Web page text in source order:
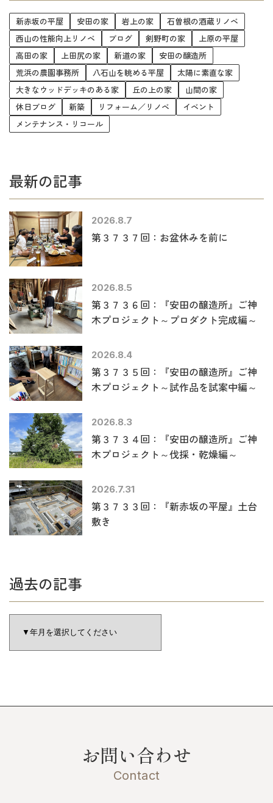
新赤坂の平屋 安田の家 岩上の家
石曽根の酒蔵リノベ
西山の性能向上リノベ
ブログ 剣野町の家
上原の平屋
高田の家
上田尻の家 新道の家
安田の醸造所
荒浜の農園事務所
八石山を眺める平屋
太陽に素直な家
大きなウッドデッキのある家
丘の上の家
山間の家
休日ブログ
新築 リフォーム／リノベ
イベント
メンテナンス・リコール
最新の記事
2026.8.7
第３７３７回：お盆休みを前に
2026.8.5
第３７３６回：『安田の醸造所』ご神
木プロジェクト～プロダクト完成編～
2026.8.4
第３７３５回：『安田の醸造所』ご神
木プロジェクト～試作品を試案中編～
2026.8.3
第３７３４回：『安田の醸造所』ご神
木プロジェクト～伐採・乾燥編～
2026.7.31
第３７３３回：『新赤坂の平屋』土台
敷き
過去の記事
お問い合わせ
Contact